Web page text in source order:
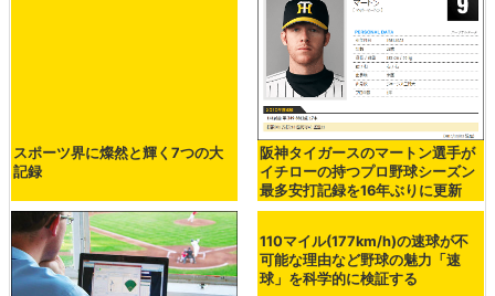
スポーツ界に燦然と輝く7つの大
記録
阪神タイガースのマートン選手が
イチローの持つプロ野球シーズン
最多安打記録を16年ぶりに更新